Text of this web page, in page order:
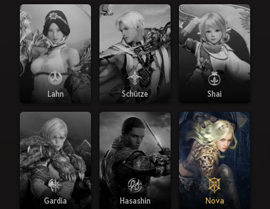
Lahn Schütze Shai
Gardia Hasashin Nova